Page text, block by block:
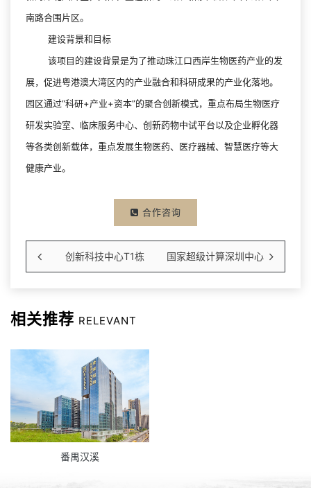
南路合围片区‌。
建设背景和目标
该项目的建设背景是为了推动珠江口西岸生物医药产业的发
展，促进粤港澳大湾区内的产业融合和科研成果的产业化落地。
园区通过“科研+产业+资本”的聚合创新模式，重点布局生物医疗
研发实验室、临床服务中心、创新药物中试平台以及企业孵化器
等各类创新载体，重点发展生物医药、医疗器械、智慧医疗等大
健康产业‌。
合作咨询
创新科技中心T1栋 国家超级计算深圳中心
相关推荐 RELEVANT
番禺汉溪